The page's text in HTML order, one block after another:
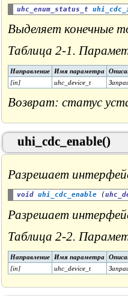
uhc_enum_status_t
Выделяет конечные
Таблица 2-1.
Направление Имя параметра
[in]
uhc_device_t
Возврат: статус
uhi_cdc_enable()
Разрешает
void uhi_cdc_enable (
Разрешает
Таблица 2-2.
Направление Имя параметра
[in]
uhc_device_t